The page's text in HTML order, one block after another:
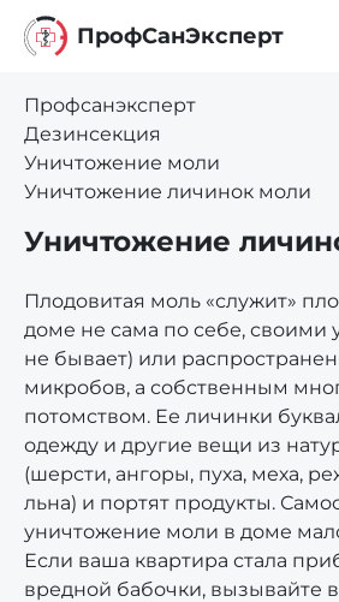
ПрофCанЭксперт
Профсанэксперт
Дезинсекция
Уничтожение моли
Уничтожение личинок моли
Уничтожение
Плодовитая моль «служит»
доме не сама по себе, своими
не бывает) или
микробов, а собственным
потомством. Ее личинки
одежду и другие вещи из
(шерсти, ангоры, пуха, меха,
льна) и портят продукты.
уничтожение моли в доме
Если ваша квартира стала
вредной бабочки, вызывайте